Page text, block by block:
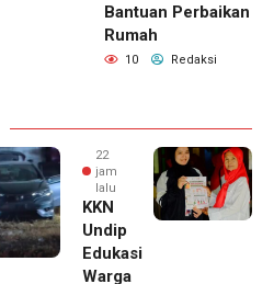
Bantuan Perbaikan
Rumah
10 Redaksi
22
jam
lalu
KKN
Undip
Edukasi
Warga